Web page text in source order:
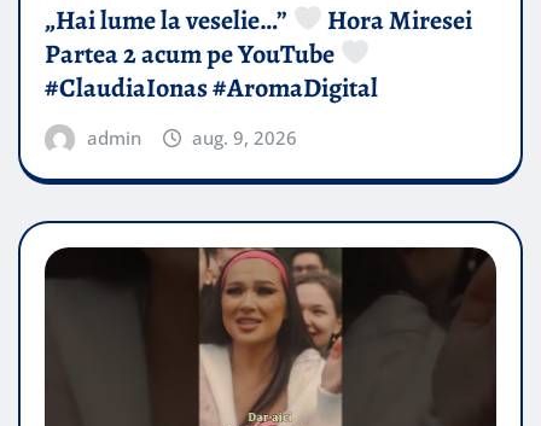
„Hai lume la veselie…”
Hora Miresei
Partea 2 acum pe YouTube
#ClaudiaIonas #AromaDigital
admin aug. 9, 2026